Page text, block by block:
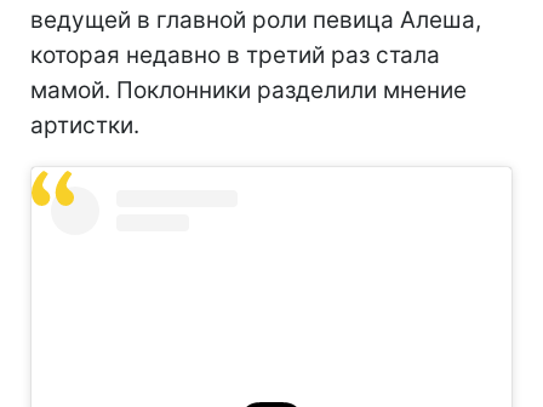
ведущей в главной роли певица Алеша,
которая недавно в третий раз стала
мамой. Поклонники разделили мнение
артистки.